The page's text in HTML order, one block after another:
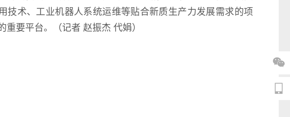

技术、工业机器人系统运维等贴合新质生产力发展需求的项
要平台。（记者 赵振杰 代娟）